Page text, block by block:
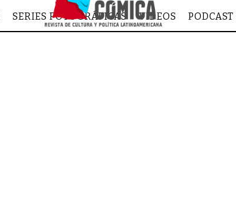
SERIES FOTOGRÁFICAS VIDEOS PODCAST